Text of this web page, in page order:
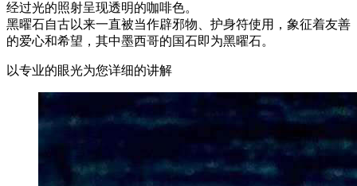
经过光的照射呈现透明的咖啡色。
黑曜石自古以来一直被当作辟邪物、护身符使用，象征着友善
的爱心和希望，其中墨西哥的国石即为黑曜石。
以专业的眼光为您详细的讲解